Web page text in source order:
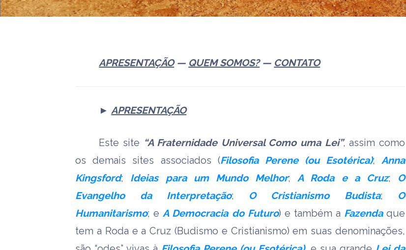
APRESENTAÇÃO— QUEM SOMOS?— CONTATO
► APRESENTAÇÃO
Este site “A Fraternidade Universal Como uma Lei”, assim como
os demais sites associados (Filosofia Perene (ou Esotérica); Anna
Kingsford; Ideias para um Mundo Melhor; A Roda e a Cruz; O
Evangelho da Interpretação; O Cristianismo Budista; O
Humanitarismo; e A Democracia do Futuro) e também a Fazendaque
tem a Roda e a Cruz (Budismo e Cristianismo) em suas denominações,